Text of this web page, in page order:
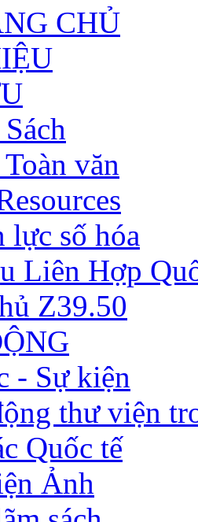
CHỦ
văn
lực số hóa
Liên Hợp
Z39.50
- Sự kiện
thư viện
Quốc tế
Ảnh